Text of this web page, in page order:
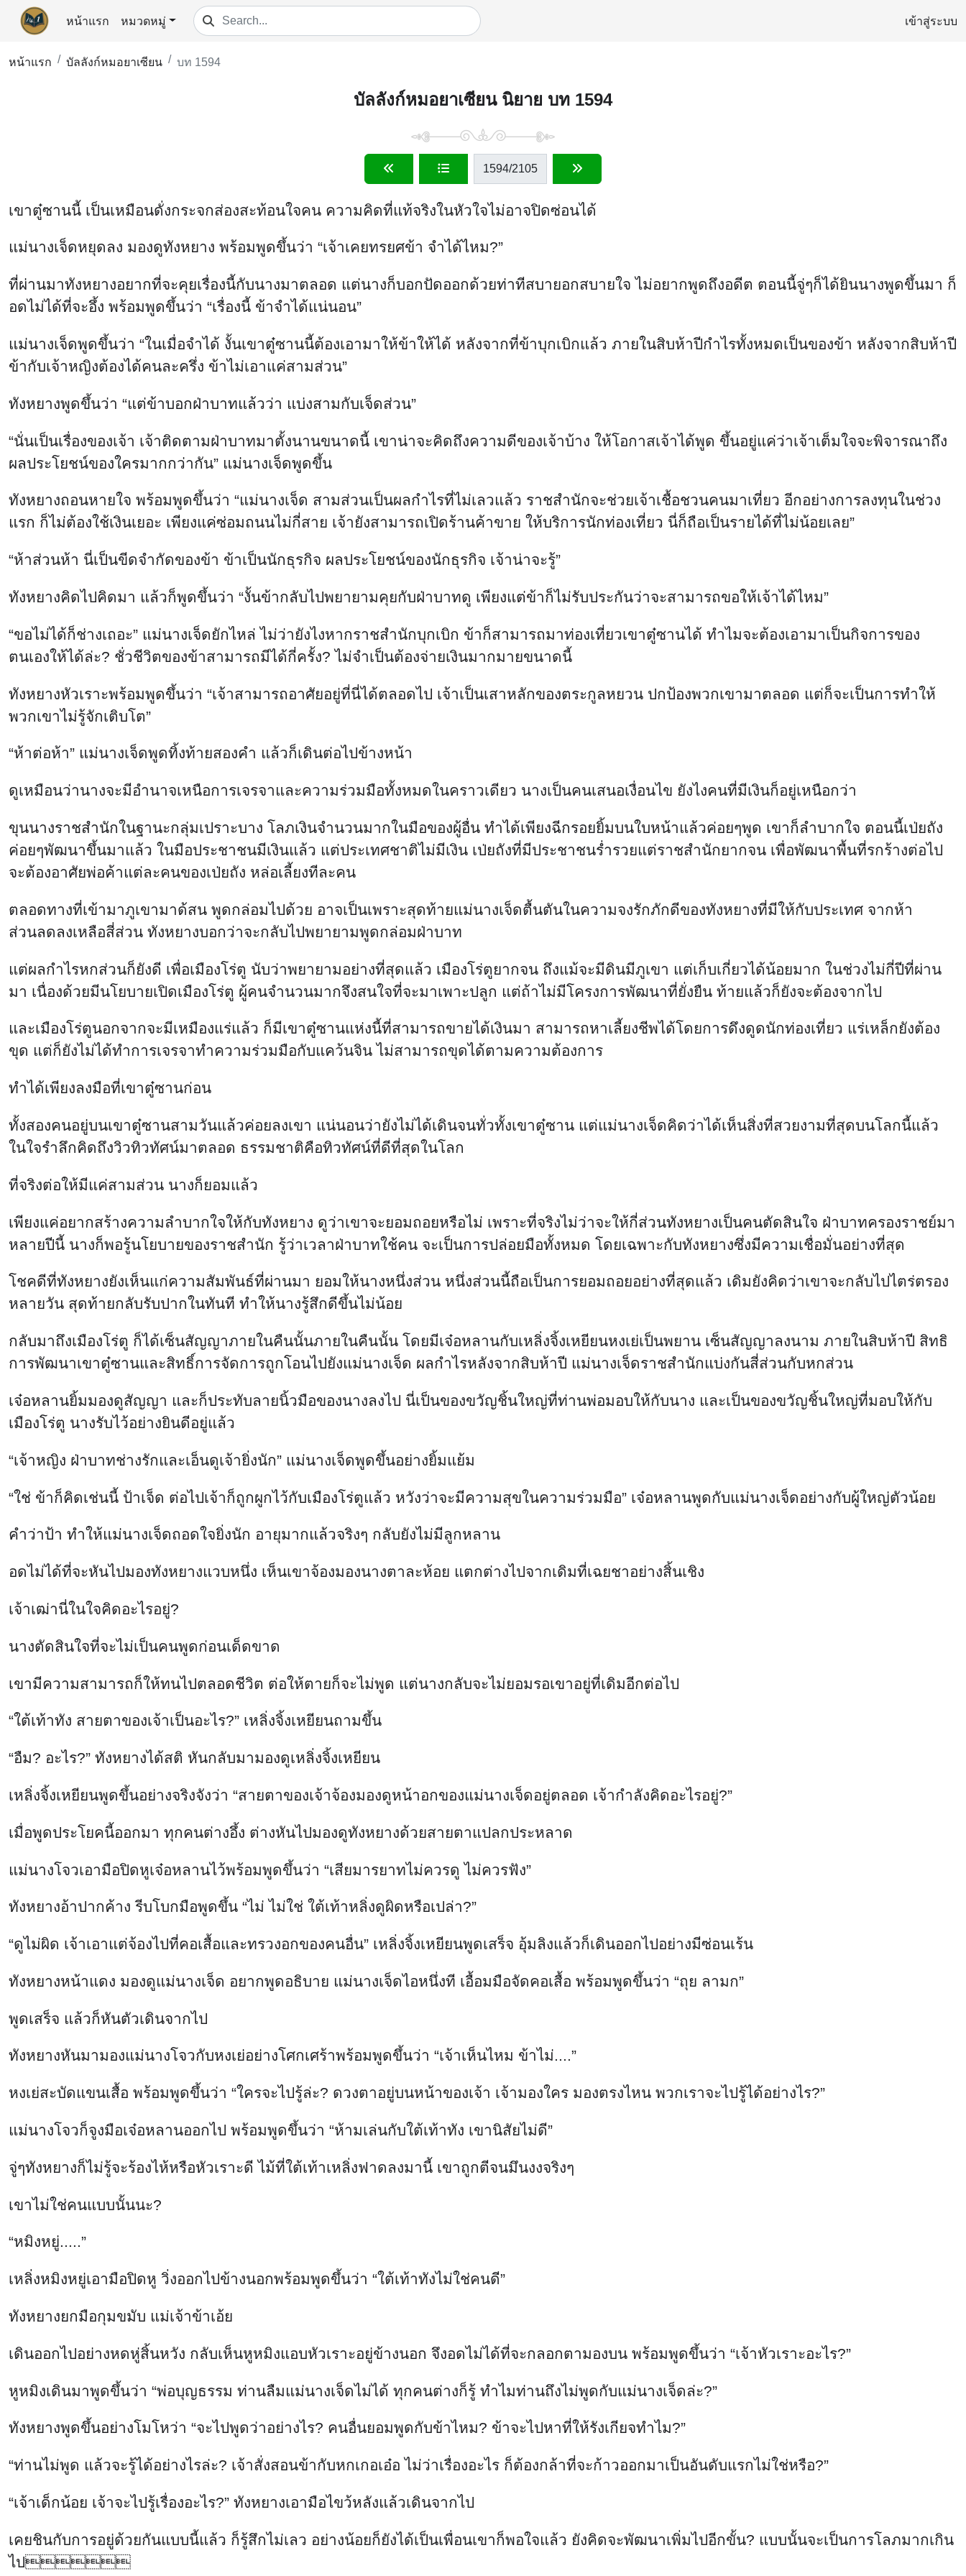
หน้าแรก หมวดหมู่ เข้าสู่ระบบ
หน้าแรก บัลลังก์หมอยาเซียน บท 1594
บัลลังก์หมอยาเซียน นิยาย บท 1594
1594/2105
เขาตู๋ซานนี้ เป็นเหมือนดั่งกระจกส่องสะท้อนใจคน ความคิดที่แท้จริงในหัวใจไม่อาจปิดซ่อนได้
แม่นางเจ็ดหยุดลง มองดูทังหยาง พร้อมพูดขึ้นว่า “เจ้าเคยทรยศข้า จำได้ไหม?”
ที่ผ่านมาทังหยางอยากที่จะคุยเรื่องนี้กับนางมาตลอด แต่นางก็บอกปัดออกด้วยท่าทีสบายอกสบายใจ ไม่อยากพูดถึงอดีต ตอนนี้จู่ๆก็ได้ยินนางพูดขึ้นมา ก็
อดไม่ได้ที่จะอึ้ง พร้อมพูดขึ้นว่า “เรื่องนี้ ข้าจำได้แน่นอน”
แม่นางเจ็ดพูดขึ้นว่า “ในเมื่อจำได้ งั้นเขาตู๋ซานนี้ต้องเอามาให้ข้าให้ได้ หลังจากที่ข้าบุกเบิกแล้ว ภายในสิบห้าปีกำไรทั้งหมดเป็นของข้า หลังจากสิบห้าปี
ข้ากับเจ้าหญิงต้องได้คนละครึ่ง ข้าไม่เอาแค่สามส่วน”
ทังหยางพูดขึ้นว่า “แต่ข้าบอกฝ่าบาทแล้วว่า แบ่งสามกับเจ็ดส่วน”
“นั่นเป็นเรื่องของเจ้า เจ้าติดตามฝ่าบาทมาตั้งนานขนาดนี้ เขาน่าจะคิดถึงความดีของเจ้าบ้าง ให้โอกาสเจ้าได้พูด ขึ้นอยู่แค่ว่าเจ้าเต็มใจจะพิจารณาถึง
ผลประโยชน์ของใครมากกว่ากัน” แม่นางเจ็ดพูดขึ้น
ทังหยางถอนหายใจ พร้อมพูดขึ้นว่า “แม่นางเจ็ด สามส่วนเป็นผลกำไรที่ไม่เลวแล้ว ราชสำนักจะช่วยเจ้าเชื้อชวนคนมาเที่ยว อีกอย่างการลงทุนในช่วง
แรก ก็ไม่ต้องใช้เงินเยอะ เพียงแค่ซ่อมถนนไม่กี่สาย เจ้ายังสามารถเปิดร้านค้าขาย ให้บริการนักท่องเที่ยว นี่ก็ถือเป็นรายได้ที่ไม่น้อยเลย”
“ห้าส่วนห้า นี่เป็นขีดจำกัดของข้า ข้าเป็นนักธุรกิจ ผลประโยชน์ของนักธุรกิจ เจ้าน่าจะรู้”
ทังหยางคิดไปคิดมา แล้วก็พูดขึ้นว่า “งั้นข้ากลับไปพยายามคุยกับฝ่าบาทดู เพียงแต่ข้าก็ไม่รับประกันว่าจะสามารถขอให้เจ้าได้ไหม”
“ขอไม่ได้ก็ช่างเถอะ” แม่นางเจ็ดยักไหล่ ไม่ว่ายังไงหากราชสำนักบุกเบิก ข้าก็สามารถมาท่องเที่ยวเขาตู๋ซานได้ ทำไมจะต้องเอามาเป็นกิจการของ
ตนเองให้ได้ล่ะ? ชั่วชีวิตของข้าสามารถมีได้กี่ครั้ง? ไม่จำเป็นต้องจ่ายเงินมากมายขนาดนี้
ทังหยางหัวเราะพร้อมพูดขึ้นว่า “เจ้าสามารถอาศัยอยู่ที่นี่ได้ตลอดไป เจ้าเป็นเสาหลักของตระกูลหยวน ปกป้องพวกเขามาตลอด แต่ก็จะเป็นการทำให้
พวกเขาไม่รู้จักเติบโต”
“ห้าต่อห้า” แม่นางเจ็ดพูดทิ้งท้ายสองคำ แล้วก็เดินต่อไปข้างหน้า
ดูเหมือนว่านางจะมีอำนาจเหนือการเจรจาและความร่วมมือทั้งหมดในคราวเดียว นางเป็นคนเสนอเงื่อนไข ยังไงคนที่มีเงินก็อยู่เหนือกว่า
ขุนนางราชสำนักในฐานะกลุ่มเปราะบาง โลภเงินจำนวนมากในมือของผู้อื่น ทำได้เพียงฉีกรอยยิ้มบนใบหน้าแล้วค่อยๆพูด เขาก็ลำบากใจ ตอนนี้เป่ยถัง
ค่อยๆพัฒนาขึ้นมาแล้ว ในมือประชาชนมีเงินแล้ว แต่ประเทศชาติไม่มีเงิน เป่ยถังที่มีประชาชนร่ำรวยแต่ราชสำนักยากจน เพื่อพัฒนาพื้นที่รกร้างต่อไป
จะต้องอาศัยพ่อค้าแต่ละคนของเป่ยถัง หล่อเลี้ยงทีละคน
ตลอดทางที่เข้ามาภูเขามาด้สน พูดกล่อมไปด้วย อาจเป็นเพราะสุดท้ายแม่นางเจ็ดตื้นตันในความจงรักภักดีของทังหยางที่มีให้กับประเทศ จากห้า
ส่วนลดลงเหลือสี่ส่วน ทังหยางบอกว่าจะกลับไปพยายามพูดกล่อมฝ่าบาท
แต่ผลกำไรหกส่วนก็ยังดี เพื่อเมืองโร่ตู นับว่าพยายามอย่างที่สุดแล้ว เมืองโร่ตูยากจน ถึงแม้จะมีดินมีภูเขา แต่เก็บเกี่ยวได้น้อยมาก ในช่วงไม่กี่ปีที่ผ่าน
มา เนื่องด้วยมีนโยบายเปิดเมืองโร่ตู ผู้คนจำนวนมากจึงสนใจที่จะมาเพาะปลูก แต่ถ้าไม่มีโครงการพัฒนาที่ยั่งยืน ท้ายแล้วก็ยังจะต้องจากไป
และเมืองโร่ตูนอกจากจะมีเหมืองแร่แล้ว ก็มีเขาตู๋ซานแห่งนี้ที่สามารถขายได้เงินมา สามารถหาเลี้ยงชีพได้โดยการดึงดูดนักท่องเที่ยว แร่เหล็กยังต้อง
ขุด แต่ก็ยังไม่ได้ทำการเจรจาทำความร่วมมือกับแคว้นจิน ไม่สามารถขุดได้ตามความต้องการ
ทำได้เพียงลงมือที่เขาตู๋ซานก่อน
ทั้งสองคนอยู่บนเขาตู๋ซานสามวันแล้วค่อยลงเขา แน่นอนว่ายังไม่ได้เดินจนทั่วทั้งเขาตู๋ซาน แต่แม่นางเจ็ดคิดว่าได้เห็นสิ่งที่สวยงามที่สุดบนโลกนี้แล้ว
ในใจรำลึกคิดถึงวิวทิวทัศน์มาตลอด ธรรมชาติคือทิวทัศน์ที่ดีที่สุดในโลก
ที่จริงต่อให้มีแค่สามส่วน นางก็ยอมแล้ว
เพียงแค่อยากสร้างความลำบากใจให้กับทังหยาง ดูว่าเขาจะยอมถอยหรือไม่ เพราะที่จริงไม่ว่าจะให้กี่ส่วนทังหยางเป็นคนตัดสินใจ ฝ่าบาทครองราชย์มา
หลายปีนี้ นางก็พอรู้นโยบายของราชสำนัก รู้ว่าเวลาฝ่าบาทใช้คน จะเป็นการปล่อยมือทั้งหมด โดยเฉพาะกับทังหยางซึ่งมีความเชื่อมั่นอย่างที่สุด
โชคดีที่ทังหยางยังเห็นแก่ความสัมพันธ์ที่ผ่านมา ยอมให้นางหนึ่งส่วน หนึ่งส่วนนี้ถือเป็นการยอมถอยอย่างที่สุดแล้ว เดิมยังคิดว่าเขาจะกลับไปไตร่ตรอง
หลายวัน สุดท้ายกลับรับปากในทันที ทำให้นางรู้สึกดีขึ้นไม่น้อย
กลับมาถึงเมืองโร่ตู ก็ได้เซ็นสัญญาภายในคืนนั้นภายในคืนนั้น โดยมีเจ๋อหลานกับเหลิ่งจิ้งเหยียนหงเย่เป็นพยาน เซ็นสัญญาลงนาม ภายในสิบห้าปี สิทธิ
การพัฒนาเขาตู๋ซานและสิทธิ์การจัดการถูกโอนไปยังแม่นางเจ็ด ผลกำไรหลังจากสิบห้าปี แม่นางเจ็ดราชสำนักแบ่งกันสี่ส่วนกับหกส่วน
เจ๋อหลานยิ้มมองดูสัญญา และก็ประทับลายนิ้วมือของนางลงไป นี่เป็นของขวัญชิ้นใหญ่ที่ท่านพ่อมอบให้กับนาง และเป็นของขวัญชิ้นใหญ่ที่มอบให้กับ
เมืองโร่ตู นางรับไว้อย่างยินดีอยู่แล้ว
“เจ้าหญิง ฝ่าบาทช่างรักและเอ็นดูเจ้ายิ่งนัก” แม่นางเจ็ดพูดขึ้นอย่างยิ้มแย้ม
“ใช่ ข้าก็คิดเช่นนี้ ป้าเจ็ด ต่อไปเจ้าก็ถูกผูกไว้กับเมืองโร่ตูแล้ว หวังว่าจะมีความสุขในความร่วมมือ” เจ๋อหลานพูดกับแม่นางเจ็ดอย่างกับผู้ใหญ่ตัวน้อย
คำว่าป้า ทำให้แม่นางเจ็ดถอดใจยิ่งนัก อายุมากแล้วจริงๆ กลับยังไม่มีลูกหลาน
หงเย่สะบัดแขนเสื้อ พร้อมพูดขึ้นว่า “ใครจะไปรู้ล่ะ? ดวงตาอยู่บนหน้าของเจ้า เจ้ามองใคร มองตรงไหน พวกเราจะไปรู้ได้อย่างไร?”
แม่นางโจวก็จูงมือเจ๋อหลานออกไป พร้อมพูดขึ้นว่า “ห้ามเล่นกับใต้เท้าทัง เขานิสัยไม่ดี”
จู่ๆทังหยางก็ไม่รู้จะร้องไห้หรือหัวเราะดี ไม้ที่ใต้เท้าเหลิ่งฟาดลงมานี้ เขาถูกตีจนมึนงงจริงๆ
เขาไม่ใช่คนแบบนั้นนะ?
“หมิงหยู่.....”
เหลิ่งหมิงหยู่เอามือปิดหู วิ่งออกไปข้างนอกพร้อมพูดขึ้นว่า “ใต้เท้าทังไม่ใช่คนดี”
ทังหยางยกมือกุมขมับ แม่เจ้าข้าเอ้ย
เดินออกไปอย่างหดหู่สิ้นหวัง กลับเห็นหูหมิงแอบหัวเราะอยู่ข้างนอก จึงอดไม่ได้ที่จะกลอกตามองบน พร้อมพูดขึ้นว่า “เจ้าหัวเราะอะไร?”
หูหมิงเดินมาพูดขึ้นว่า “พ่อบุญธรรม ท่านลืมแม่นางเจ็ดไม่ได้ ทุกคนต่างก็รู้ ทำไมท่านถึงไม่พูดกับแม่นางเจ็ดล่ะ?”
ทังหยางพูดขึ้นอย่างโมโหว่า “จะไปพูดว่าอย่างไร? คนอื่นยอมพูดกับข้าไหม? ข้าจะไปหาที่ให้รังเกียจทำไม?”
“ท่านไม่พูด แล้วจะรู้ได้อย่างไรล่ะ? เจ้าสั่งสอนข้ากับหกเกอเอ๋อ ไม่ว่าเรื่องอะไร ก็ต้องกล้าที่จะก้าวออกมาเป็นอันดับแรกไม่ใช่หรือ?”
“เจ้าเด็กน้อย เจ้าจะไปรู้เรื่องอะไร?” ทังหยางเอามือไขว้หลังแล้วเดินจากไป
เคยชินกับการอยู่ด้วยกันแบบนี้แล้ว ก็รู้สึกไม่เลว อย่างน้อยก็ยังได้เป็นเพื่อนเขาก็พอใจแล้ว ยังคิดจะพัฒนาเพิ่มไปอีกขั้น? แบบนั้นจะเป็นการโลภมากเกิน
ไป